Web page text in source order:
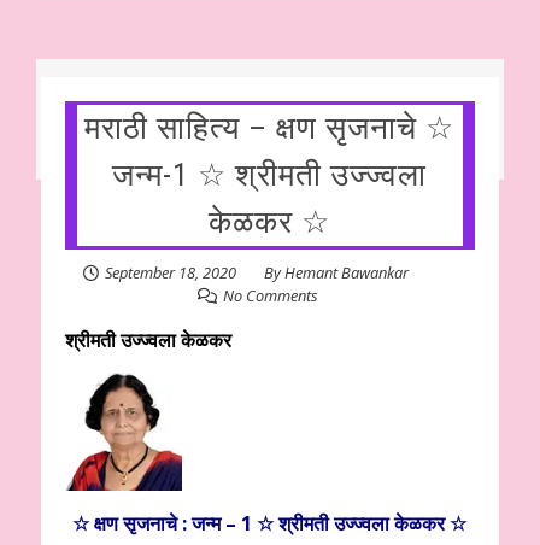
मराठी साहित्य – क्षण सृजनाचे ☆
जन्म-1 ☆ श्रीमती उज्ज्वला
केळकर ☆
September 18, 2020 ByHemant Bawankar
No Comments
श्रीमती उज्ज्वला केळकर
☆ क्षण सृजनाचे : जन्म – 1 ☆श्रीमती उज्ज्वला केळकर☆